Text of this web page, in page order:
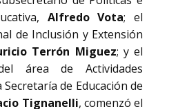
Alfredo Vota; el
de Inclusión y Extensión
Terrón Miguez; y el
área de Actividades
de Educación de
Tignanelli, comenzó el